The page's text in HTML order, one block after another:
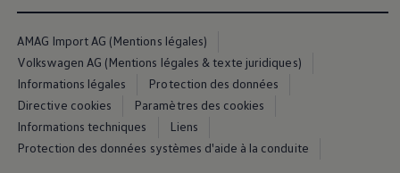
AMAG Import AG (Mentions légales)
Volkswagen AG (Mentions légales & texte juridiques)
Informations légales
Protection des données
Directive cookies
Paramètres des cookies
Informations techniques
Liens
Protection des données systèmes d'aide à la conduite